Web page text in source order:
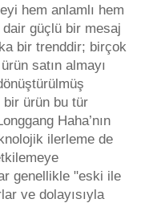
hem anlamlı hem
güçlü bir mesaj
bir trenddir; birçok
satın almayı
bir ürün bu tür
Haha’nın
ilerleme de
genellikle "eski ile
ve dolayısıyla